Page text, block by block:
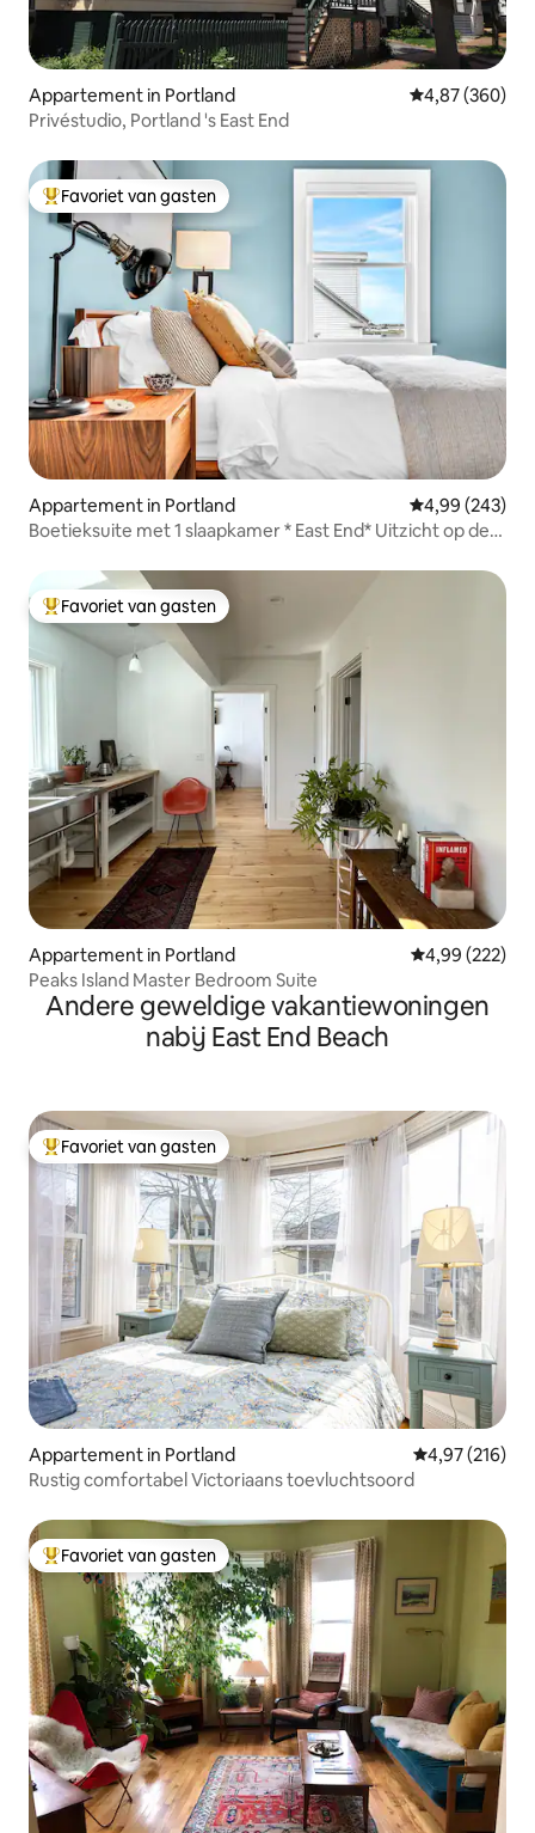
Appartement in Portland Gemiddelde
4,87 (360)
Privéstudio, Portland 's East End
Topfavoriet van gasten
Favoriet van gasten
Appartement in Portland Gemiddelde
4,99 (243)
Boetieksuite met 1 slaapkamer * East End* Uitzicht op de
Topfavoriet van gasten
Favoriet van gasten
Appartement in Portland Gemiddelde
4,99 (222)
Peaks Island Master Bedroom Suite
Andere geweldige vakantiewoningen
nabij East End Beach
Topfavoriet van gasten
Favoriet van gasten
Appartement in Portland Gemiddelde
4,97 (216)
Rustig comfortabel Victoriaans toevluchtsoord
Topfavoriet van gasten
Favoriet van gasten